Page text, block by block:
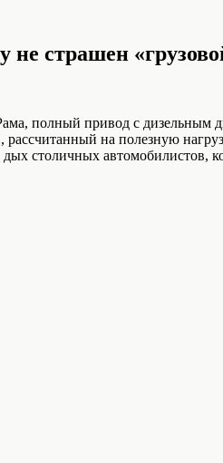
страшен
полный привод с дизельным
на полезную
столичных автомобилистов,